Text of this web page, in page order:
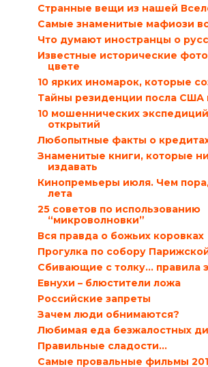
Странные вещи из нашей
Самые знаменитые мафиози
Что думают иностранцы о
Известные исторические
цвете
10 ярких иномарок, которые
Тайны резиденции посла США
10 мошеннических
открытий
Любопытные факты о
Знаменитые книги, которые
издавать
Кинопремьеры июля. Чем
лета
25 советов по использованию
“микроволновки”
Вся правда о божьих коровках
Прогулка по собору
Сбивающие с толку… правила
Евнухи – блюстители ложа
Российские запреты
Зачем люди обнимаются?
Любимая еда безжалостных
Правильные сладости…
Самые провальные фильмы